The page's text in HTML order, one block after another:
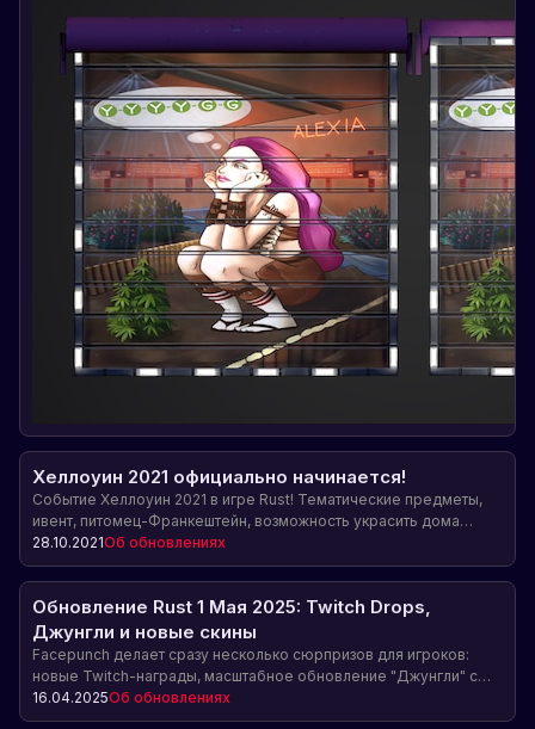
Хеллоуин 2021 официально начинается!
Событие Хеллоуин 2021 в игре Rust! Тематические предметы,
ивент, питомец-Франкештейн, возможность украсить дома
тыквами и возвращение некоторых предметов из предыдущих
ивентов. Подробности в статье!
28.10.2021Об обновлениях
Обновление Rust 1 Мая 2025: Twitch Drops,
Джунгли и новые скины
Facepunch делает сразу несколько сюрпризов для игроков:
новые Twitch-награды, масштабное обновление "Джунгли" с
абсолютно новым геймплеем и эксклюзивные скины, которые
уже вызвали ажиотаж на торговой площадке. Узнайте первыми,
16.04.2025Об обновлениях